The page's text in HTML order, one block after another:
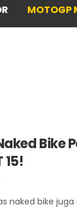
MOTOGP
Bike
15!
naked bike juga